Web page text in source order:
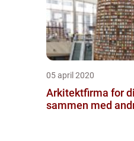
05 april 2020
Arkitektfirma for
sammen med